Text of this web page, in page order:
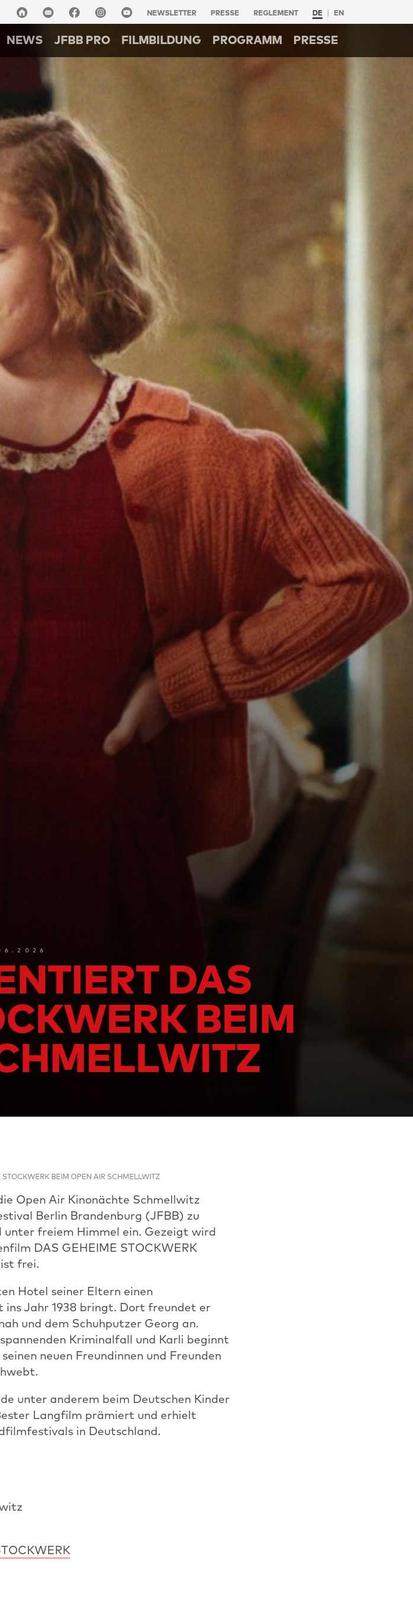
NEWSLETTER PRESSE REGLEMENT DE EN
NEWS JFBB PRO FILMBILDUNG PROGRAMM PRESSE
DAS
BEIM
BEIM OPEN AIR SCHMELLWITZ
Open Air Kinonächte Schmellwitz
Berlin Brandenburg (JFBB) zu
unter freiem Himmel ein. Gezeigt wird
DAS GEHEIME STOCKWERK
frei.
Hotel seiner Eltern einen
ins Jahr 1938 bringt. Dort freundet er
und dem Schuhputzer Georg an.
Kriminalfall und Karli beginnt
neuen Freundinnen und Freunden
unter anderem beim Deutschen Kinder
Langfilm prämiert und erhielt
in Deutschland.